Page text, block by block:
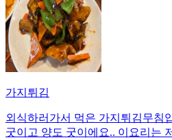
가지튀김
외식하러가서 먹은 가지튀김무침
굿이고 양도 굿이에요.. 이요리는